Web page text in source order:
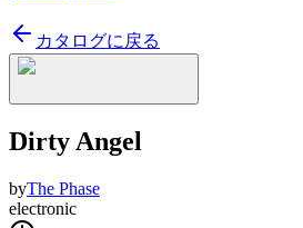
カタログに戻る
Dirty Angel
byThe Phase
electronic